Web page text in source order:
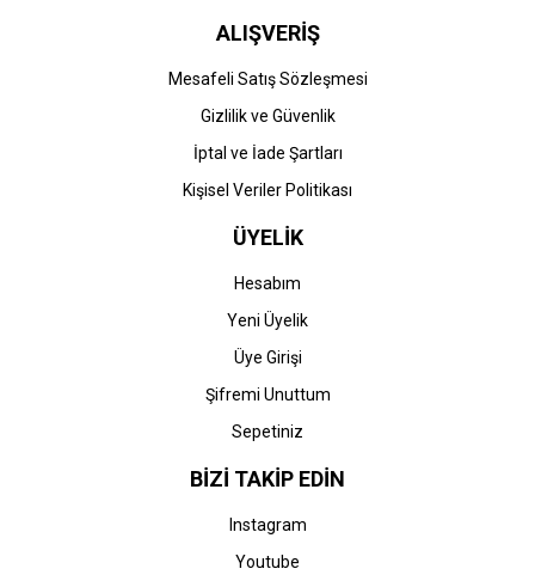
ALIŞVERİŞ
Mesafeli Satış Sözleşmesi
Gizlilik ve Güvenlik
İptal ve İade Şartları
Kişisel Veriler Politikası
ÜYELİK
Hesabım
Yeni Üyelik
Üye Girişi
Şifremi Unuttum
Sepetiniz
BİZİ TAKİP EDİN
Instagram
Youtube